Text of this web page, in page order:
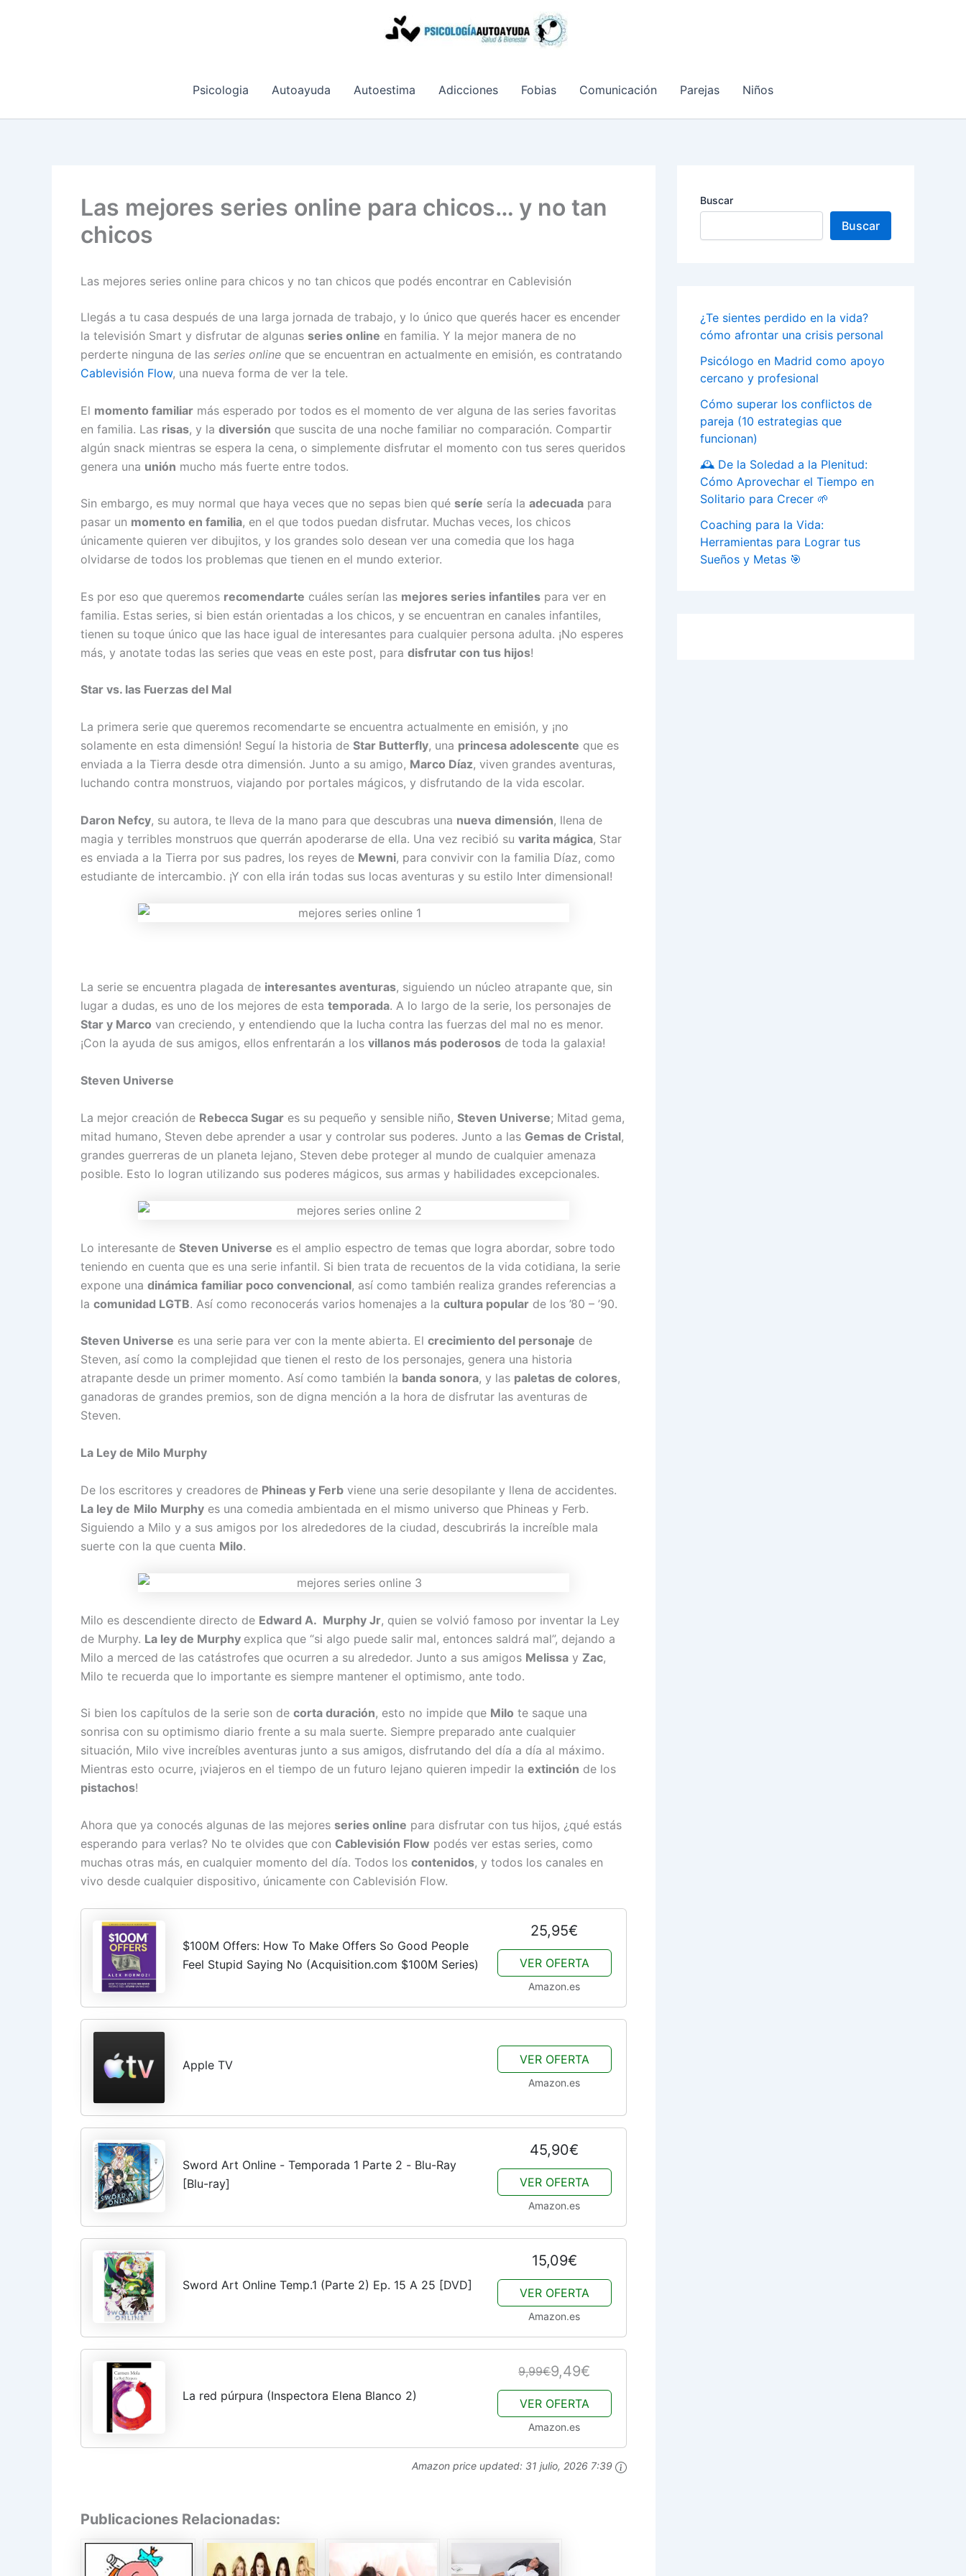
Psicologia Autoayuda Autoestima Adicciones Fobias Comunicación Parejas Niños
Las mejores series online para chicos… y no tan
chicos
Las mejores series online para chicos y no tan chicos que podés encontrar en Cablevisión
Llegás a tu casa después de una larga jornada de trabajo, y lo único que querés hacer es encender
la televisión Smart y disfrutar de algunas series online en familia. Y la mejor manera de no
perderte ninguna de las series online que se encuentran en actualmente en emisión, es contratando
Cablevisión Flow, una nueva forma de ver la tele.
El momento familiar más esperado por todos es el momento de ver alguna de las series favoritas
en familia. Las risas, y la diversión que suscita de una noche familiar no comparación. Compartir
algún snack mientras se espera la cena, o simplemente disfrutar el momento con tus seres queridos
genera una unión mucho más fuerte entre todos.
Sin embargo, es muy normal que haya veces que no sepas bien qué seríe sería la adecuada para
pasar un momento en familia, en el que todos puedan disfrutar. Muchas veces, los chicos
únicamente quieren ver dibujitos, y los grandes solo desean ver una comedia que los haga
olvidarse de todos los problemas que tienen en el mundo exterior.
Es por eso que queremos recomendarte cuáles serían las mejores series infantiles para ver en
familia. Estas series, si bien están orientadas a los chicos, y se encuentran en canales infantiles,
tienen su toque único que las hace igual de interesantes para cualquier persona adulta. ¡No esperes
más, y anotate todas las series que veas en este post, para disfrutar con tus hijos!
Star vs. las Fuerzas del Mal
La primera serie que queremos recomendarte se encuentra actualmente en emisión, y ¡no
solamente en esta dimensión! Seguí la historia de Star Butterfly, una princesa adolescente que es
enviada a la Tierra desde otra dimensión. Junto a su amigo, Marco Díaz, viven grandes aventuras,
luchando contra monstruos, viajando por portales mágicos, y disfrutando de la vida escolar.
Daron Nefcy, su autora, te lleva de la mano para que descubras una nueva dimensión, llena de
magia y terribles monstruos que querrán apoderarse de ella. Una vez recibió su varita mágica, Star
es enviada a la Tierra por sus padres, los reyes de Mewni, para convivir con la familia Díaz, como
estudiante de intercambio. ¡Y con ella irán todas sus locas aventuras y su estilo Inter dimensional!
La serie se encuentra plagada de interesantes aventuras, siguiendo un núcleo atrapante que, sin
lugar a dudas, es uno de los mejores de esta temporada. A lo largo de la serie, los personajes de
Star y Marco van creciendo, y entendiendo que la lucha contra las fuerzas del mal no es menor.
¡Con la ayuda de sus amigos, ellos enfrentarán a los villanos más poderosos de toda la galaxia!
Steven Universe
La mejor creación de Rebecca Sugar es su pequeño y sensible niño, Steven Universe; Mitad gema,
mitad humano, Steven debe aprender a usar y controlar sus poderes. Junto a las Gemas de Cristal,
grandes guerreras de un planeta lejano, Steven debe proteger al mundo de cualquier amenaza
posible. Esto lo logran utilizando sus poderes mágicos, sus armas y habilidades excepcionales.
Lo interesante de Steven Universe es el amplio espectro de temas que logra abordar, sobre todo
teniendo en cuenta que es una serie infantil. Si bien trata de recuentos de la vida cotidiana, la serie
expone una dinámica familiar poco convencional, así como también realiza grandes referencias a
la comunidad LGTB. Así como reconocerás varios homenajes a la cultura popular de los ’80 – ’90.
Steven Universe es una serie para ver con la mente abierta. El crecimiento del personaje de
Steven, así como la complejidad que tienen el resto de los personajes, genera una historia
atrapante desde un primer momento. Así como también la banda sonora, y las paletas de colores,
ganadoras de grandes premios, son de digna mención a la hora de disfrutar las aventuras de
Steven.
La Ley de Milo Murphy
De los escritores y creadores de Phineas y Ferb viene una serie desopilante y llena de accidentes.
La ley de Milo Murphy es una comedia ambientada en el mismo universo que Phineas y Ferb.
Siguiendo a Milo y a sus amigos por los alrededores de la ciudad, descubrirás la increíble mala
suerte con la que cuenta Milo.
Milo es descendiente directo de Edward A. Murphy Jr, quien se volvió famoso por inventar la Ley
de Murphy. La ley de Murphy explica que “si algo puede salir mal, entonces saldrá mal”, dejando a
Milo a merced de las catástrofes que ocurren a su alrededor. Junto a sus amigos Melissa y Zac,
Milo te recuerda que lo importante es siempre mantener el optimismo, ante todo.
Si bien los capítulos de la serie son de corta duración, esto no impide que Milo te saque una
sonrisa con su optimismo diario frente a su mala suerte. Siempre preparado ante cualquier
situación, Milo vive increíbles aventuras junto a sus amigos, disfrutando del día a día al máximo.
Mientras esto ocurre, ¡viajeros en el tiempo de un futuro lejano quieren impedir la extinción de los
pistachos!
Ahora que ya conocés algunas de las mejores series online para disfrutar con tus hijos, ¿qué estás
esperando para verlas? No te olvides que con Cablevisión Flow podés ver estas series, como
muchas otras más, en cualquier momento del día. Todos los contenidos, y todos los canales en
vivo desde cualquier dispositivo, únicamente con Cablevisión Flow.
$100M Offers: How To Make Offers So Good People
Feel Stupid Saying No (Acquisition.com $100M Series)
25,95€
VER OFERTA
Amazon.es
Apple TV VER OFERTA
Amazon.es
Sword Art Online - Temporada 1 Parte 2 - Blu-Ray
[Blu-ray]
45,90€
VER OFERTA
Amazon.es
Sword Art Online Temp.1 (Parte 2) Ep. 15 A 25 [DVD]
15,09€
VER OFERTA
Amazon.es
La red púrpura (Inspectora Elena Blanco 2)
9,99€9,49€
VER OFERTA
Amazon.es
Amazon price updated: 31 julio, 2026 7:39
Publicaciones Relacionadas:
Buscar
Buscar
¿Te sientes perdido en la vida?
cómo afrontar una crisis personal
Psicólogo en Madrid como apoyo
cercano y profesional
Cómo superar los conflictos de
pareja (10 estrategias que
funcionan)
🕰️ De la Soledad a la Plenitud:
Cómo Aprovechar el Tiempo en
Solitario para Crecer 🌱
Coaching para la Vida:
Herramientas para Lograr tus
Sueños y Metas 🎯